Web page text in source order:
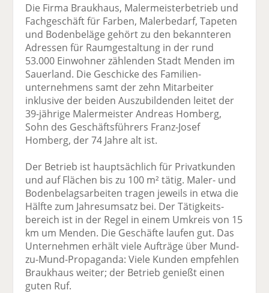
Die Firma Braukhaus, Malermeisterbetrieb und
Fachgeschäft für Farben, Malerbedarf, Tapeten
und Boden­beläge gehört zu den bekannteren
Adressen für Raumgestaltung in der rund
53.000 Einwohner zählenden Stadt Menden im
Sauerland. Die Geschicke des Familien­
unternehmens samt der zehn Mitarbeiter
inklusive der beiden Auszubildenden leitet der
39-jährige Malermeister Andreas Homberg,
Sohn des Geschäftsführers Franz-Josef
Homberg, der 74 Jahre alt ist.
Der Betrieb ist hauptsächlich für Privat­kunden
und auf Flächen bis zu 100 m² tätig. Maler- und
Bodenbelagsarbeiten tragen jeweils in etwa die
Hälfte zum Jahresumsatz bei. Der Tätigkeits­
bereich ist in der Regel in einem Umkreis von 15
km um Menden. Die Geschäfte laufen gut. Das
Unternehmen erhält viele Aufträge über Mund-
zu-Mund-Propaganda: Viele Kunden empfehlen
Braukhaus weiter; der Betrieb genießt einen
guten Ruf.